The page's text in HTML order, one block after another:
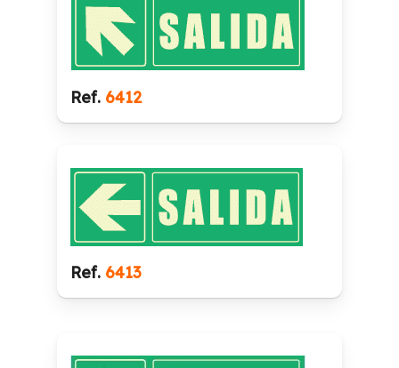
Ref. 6412
Ref. 6413